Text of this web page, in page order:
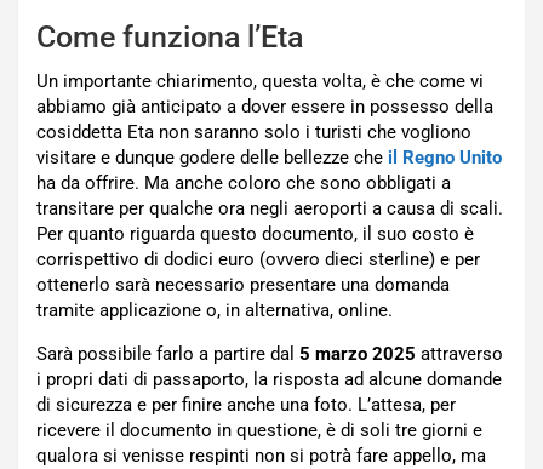
Come funziona l’Eta
Un importante chiarimento, questa volta, è che come vi
abbiamo già anticipato a dover essere in possesso della
cosiddetta Eta non saranno solo i turisti che vogliono
visitare e dunque godere delle bellezze che il Regno Unito
ha da offrire. Ma anche coloro che sono obbligati a
transitare per qualche ora negli aeroporti a causa di scali.
Per quanto riguarda questo documento, il suo costo è
corrispettivo di dodici euro (ovvero dieci sterline) e per
ottenerlo sarà necessario presentare una domanda
tramite applicazione o, in alternativa, online.
Sarà possibile farlo a partire dal 5 marzo 2025 attraverso
i propri dati di passaporto, la risposta ad alcune domande
di sicurezza e per finire anche una foto. L’attesa, per
ricevere il documento in questione, è di soli tre giorni e
qualora si venisse respinti non si potrà fare appello, ma